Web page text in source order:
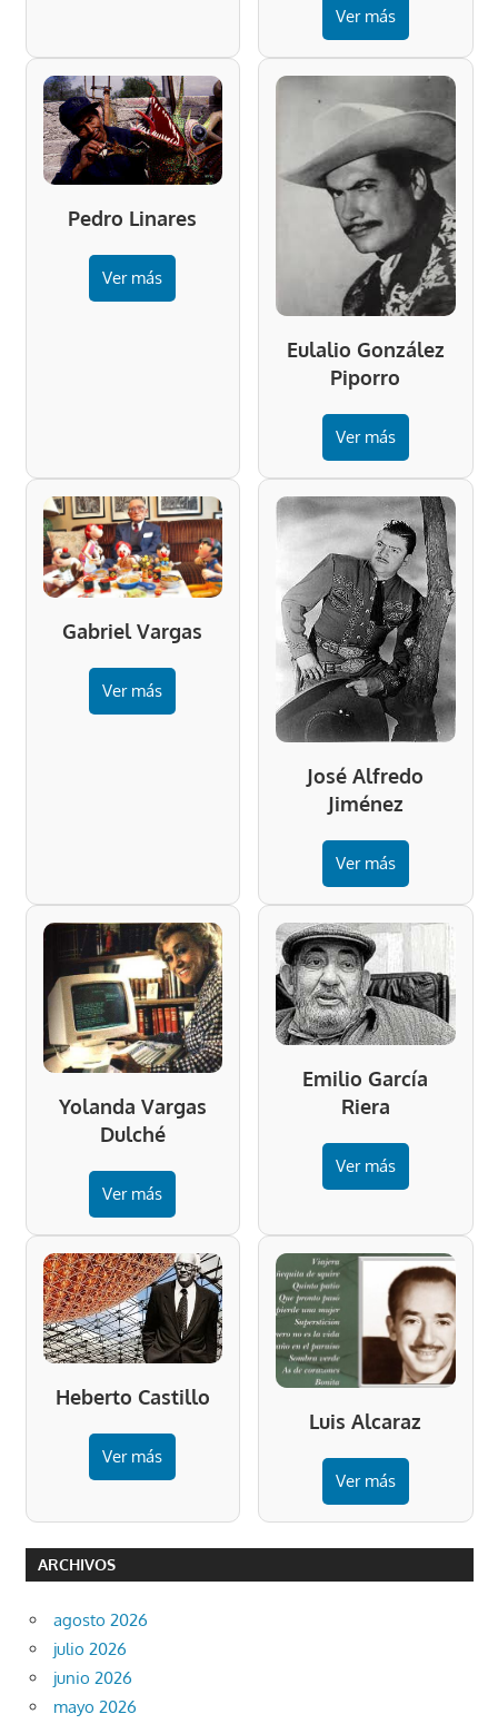
Ver más
Pedro Linares
Ver más
Eulalio González
Piporro
Ver más
Gabriel Vargas
Ver más
José Alfredo
Jiménez
Ver más
Yolanda Vargas
Dulché
Ver más
Emilio García
Riera
Ver más
Heberto Castillo
Ver más
Luis Alcaraz
Ver más
ARCHIVOS
agosto 2026
julio 2026
junio 2026
mayo 2026